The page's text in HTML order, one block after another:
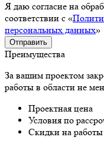
Я даю согласие на
соответствии с «
персональных данных»
Отправить
Преимущества
За вашим проектом
работы в области не
Проектная цена
Условия по
Скидки на работы